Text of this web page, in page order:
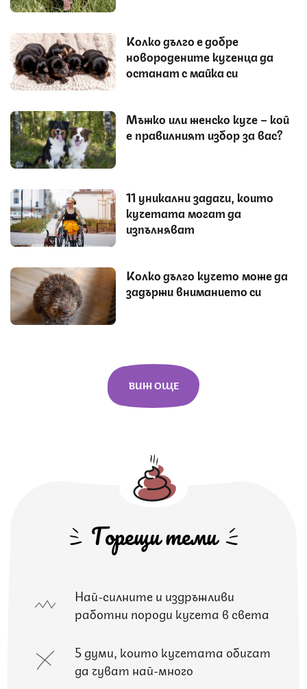
Колко дълго е добре
новородените кученца да
останат с майка си
Мъжко или женско куче – кой
е правилният избор за вас?
11 уникални задачи, които
кучетата могат да
изпълняват
Колко дълго кучето може да
задържи вниманието си
ВИЖ ОЩЕ
Горещи теми
Най-силните и издръжливи
работни породи кучета в света
5 думи, които кучетата обичат
да чуват най-много